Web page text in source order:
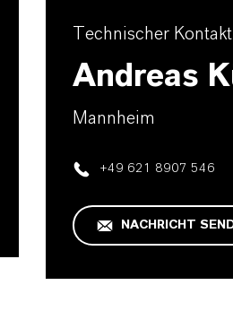
Technischer Kontakt
Andreas
Mannheim
+49 621 8907 546
NACHRICHT